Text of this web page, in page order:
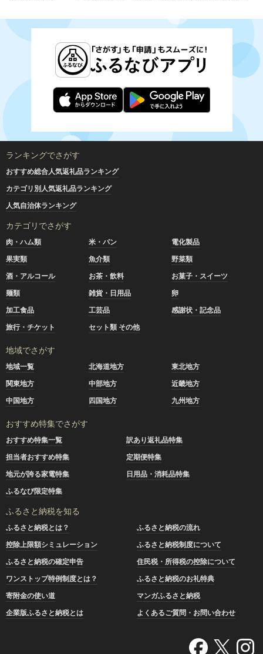
ランキングでさがす
おすすめ総合人気返礼品ランキング
カテゴリ別人気返礼品ランキング
人気自治体ランキング
カテゴリでさがす
肉・ハム類 米・パン
電化製品
果実類
魚介類
野菜類
酒・アルコール
お茶・飲料
お菓子・スイーツ
麺類
雑貨・日用品
卵
加工食品
工芸品
感謝状・記念品
旅行・チケット
セット類 その他
地域でさがす
地域一覧 北海道地方
東北地方
関東地方
中部地方
近畿地方
中国地方
四国地方 九州地方
おすすめ特集でさがす
おすすめ特集一覧
訳あり返礼品特集
担当者おすすめ特集
定期便特集
地元が誇る家電特集
日用品・消耗品特集
ふるなび限定特集
ふるさと納税を知る
ふるさと納税とは？
ふるさと納税の流れ
控除上限額シミュレーション
ふるさと納税制度について
ふるさと納税の確定申告
住民税・所得税の控除について
ワンストップ特例制度とは？
ふるさと納税のお礼特典
寄附金の使い道
マンガふるさと納税
企業版ふるさと納税とは
よくあるご質問・お問い合わせ